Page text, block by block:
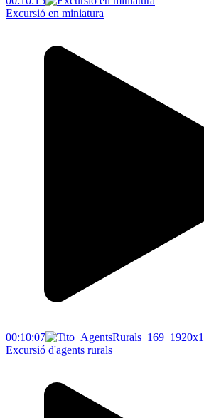
Excursió en miniatura
00:10:07
Excursió d'agents rurals